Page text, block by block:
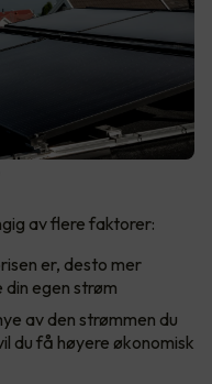
av flere faktorer:
er, desto mer
egen strøm
av den strømmen du
du få høyere økonomisk